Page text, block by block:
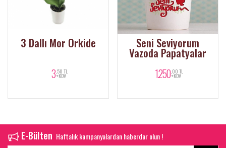
3 Dallı Mor Orkide
3 ,50 TL
+KDV
Seni Seviyorum
Vazoda Papatyalar
1.250,00 TL
+KDV
E-Bülten Haftalık kampanyalardan haberdar olun !